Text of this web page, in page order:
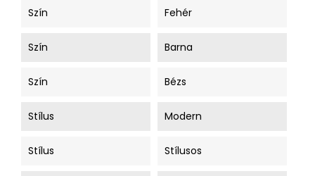
Szín Fehér
Szín Barna
Szín Bézs
Stílus Modern
Stílus Stílusos